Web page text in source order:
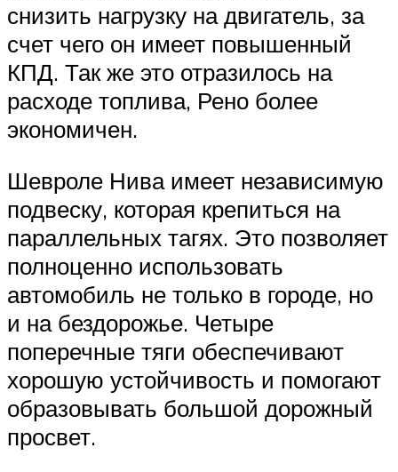
снизить нагрузку на двигатель, за
счет чего он имеет повышенный
КПД. Так же это отразилось на
расходе топлива, Рено более
экономичен.
Шевроле Нива имеет независимую
подвеску, которая крепиться на
параллельных тагях. Это позволяет
полноценно использовать
автомобиль не только в городе, но
и на бездорожье. Четыре
поперечные тяги обеспечивают
хорошую устойчивость и помогают
образовывать большой дорожный
просвет.